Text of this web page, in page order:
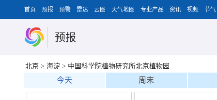
首页 预报 预警 雷达 云图 天气地图 专业产品 资讯 视频 节气
预报
北京 > 海淀 > 中国科学院植物研究所北京植物园
今天 周末